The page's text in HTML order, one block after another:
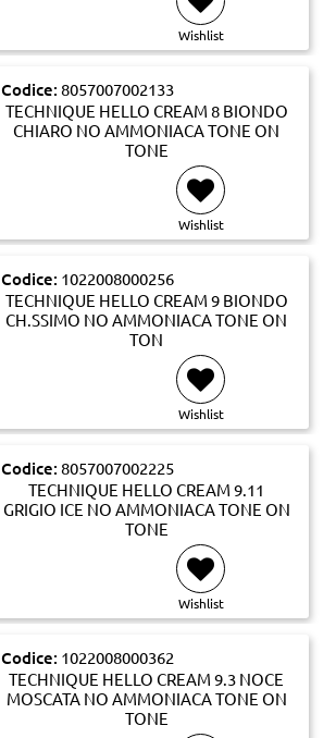
Wishlist
Codice: 8057007002133
TECHNIQUE HELLO CREAM 8 BIONDO
CHIARO NO AMMONIACA TONE ON
TONE
Wishlist
Codice: 1022008000256
TECHNIQUE HELLO CREAM 9 BIONDO
CH.SSIMO NO AMMONIACA TONE ON
TON
Wishlist
Codice: 8057007002225
TECHNIQUE HELLO CREAM 9.11
GRIGIO ICE NO AMMONIACA TONE ON
TONE
Wishlist
Codice: 1022008000362
TECHNIQUE HELLO CREAM 9.3 NOCE
MOSCATA NO AMMONIACA TONE ON
TONE